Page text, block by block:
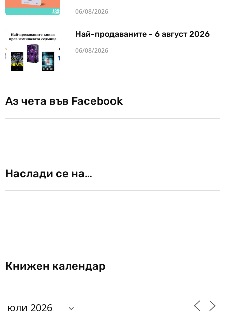
06/08/2026
Най-продаваните - 6 август 2026
06/08/2026
Аз чета във Facebook
Наслади се на…
Книжен календар